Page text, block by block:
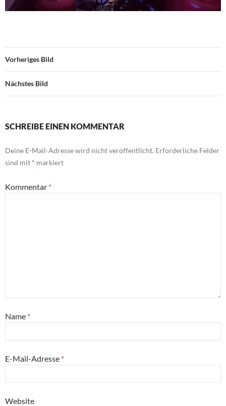
Vorheriges Bild
Nächstes Bild
SCHREIBE EINEN KOMMENTAR
Deine E-Mail-Adresse wird nicht veröffentlicht. Erforderliche Felder
sind mit * markiert
Kommentar *
Name *
E-Mail-Adresse *
Website